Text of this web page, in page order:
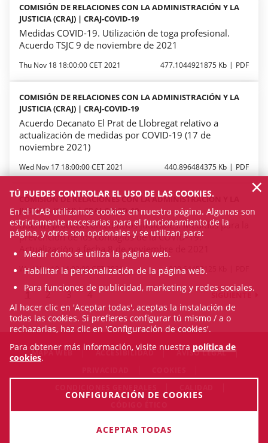
COMISIÓN DE RELACIONES CON LA ADMINISTRACIÓN Y LA
JUSTICIA (CRAJ) | CRAJ-COVID-19
Medidas COVID-19. Utilización de toga profesional.
Acuerdo TSJC 9 de noviembre de 2021
Thu Nov 18 18:00:00 CET 2021 477.1044921875 Kb PDF
COMISIÓN DE RELACIONES CON LA ADMINISTRACIÓN Y LA
JUSTICIA (CRAJ) | CRAJ-COVID-19
Acuerdo Decanato El Prat de Llobregat relativo a
actualización de medidas por COVID-19 (17 de
noviembre 2021)
Wed Nov 17 18:00:00 CET 2021 440.896484375 Kb PDF
COMISIÓN DE RELACIONES CON LA ADMINISTRACIÓN Y LA
JUSTICIA (CRAJ) | CRAJ-COVID-19
Buenas prácticas en edificios judiciales. Medidas para la
prevención de los contagios de la COVID-19.
Actualización a fecha 8 de noviembre de 2021
Wed Nov 10 14:02:00 CET 2021 990.64453125 Kb
1 2 3 4
MAPA WEB ACCESIBILIDAD
AVISO LEGAL
© Fri Aug 07 18:01:38 CEST 2026 Il·lustre Col·legi de l'Advocacia
TÚ PUEDES CONTROLAR EL USO DE LAS COOKIES.
En el ICAB utilizamos cookies en nuestra página. Algunas son
estrictamente necesarias para el funcionamiento de la
página, y otros son opcionales y se utilizan para:
Medir cómo se utiliza la página web.
Habilitar la personalización de la página web.
Para funciones de publicidad, marketing y redes sociales.
Al hacer clic en 'Aceptar todas', aceptas la instalación de
todas las cookies. Si prefieres configurar tú mismo / a o
rechazarlas, haz clic en 'Configuración de cookies'.
Para obtener más información, visite nuestra política de
cookies.
CONFIGURACIÓN DE COOKIES
ACEPTAR TODAS
×